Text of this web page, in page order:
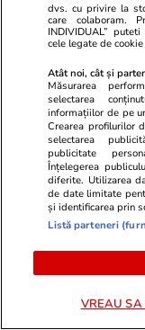
perioada 18 –
zodia Leului
Știri România
Rezultatele
Loto 6/49 la
de euro
dvs. cu privire la
care colaboram.
INDIVIDUAL”
cele legate de
Atât noi, cât și
Măsurarea
selectarea
informațiilor de pe
Crearea profilurilor
selectarea
publicitate
Înțelegerea
diferite. Utilizarea
de date limitate
și identificarea prin
Listă parteneri
VREAU SA